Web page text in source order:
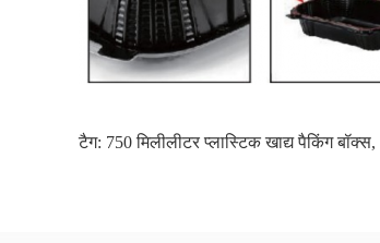
टैग: 750 मिलीलीटर प्लास्टिक खाद्य पैकिंग बॉक्स,